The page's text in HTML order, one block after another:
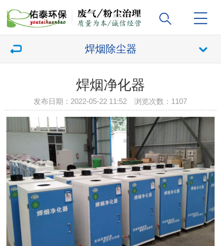
焊烟除尘器
焊烟净化器
发布日期：2022-05-22 11:52 浏览次数： 1107